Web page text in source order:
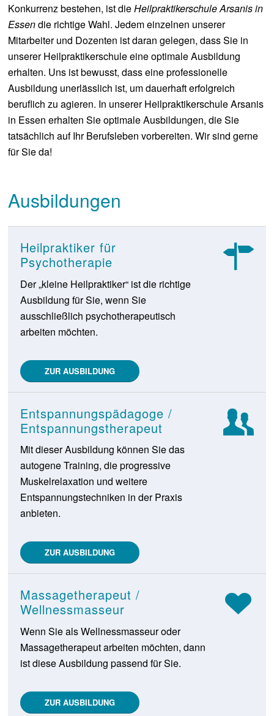
Konkurrenz bestehen, ist dieHeilpraktikerschuleArsanis in
Essendie richtige Wahl. Jedem einzelnen unserer
Mitarbeiter und Dozenten ist daran gelegen, dass Sie in
unserer Heilpraktikerschule eine optimale Ausbildung
erhalten. Uns ist bewusst, dass eine professionelle
Ausbildung unerlässlich ist, um dauerhaft erfolgreich
beruflich zu agieren. In unserer Heilpraktikerschule Arsanis
in Essen erhalten Sie optimale Ausbildungen, die Sie
tatsächlich auf Ihr Berufsleben vorbereiten. Wir sind gerne
für Sie da!
Ausbildungen
Heilpraktiker für
Psychotherapie
Der „kleine Heilpraktiker“ ist die richtige
Ausbildung für Sie, wenn Sie
ausschließlich psychotherapeutisch
arbeiten möchten.
ZUR AUSBILDUNG
Entspannungspädagoge /
Entspannungstherapeut
Mit dieser Ausbildung können Sie das
autogene Training, die progressive
Muskelrelaxation und weitere
Entspannungstechniken in der Praxis
anbieten.
ZUR AUSBILDUNG
Massagetherapeut /
Wellnessmasseur
Wenn Sie als Wellnessmasseur oder
Massagetherapeut arbeiten möchten, dann
ist diese Ausbildung passend für Sie.
ZUR AUSBILDUNG